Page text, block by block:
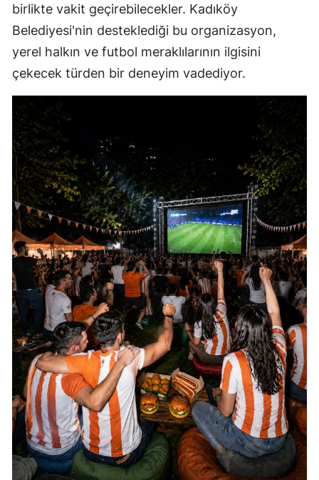
birlikte vakit geçirebilecekler. Kadıköy
Belediyesi'nin desteklediği bu organizasyon,
yerel halkın ve futbol meraklılarının ilgisini
çekecek türden bir deneyim vadediyor.